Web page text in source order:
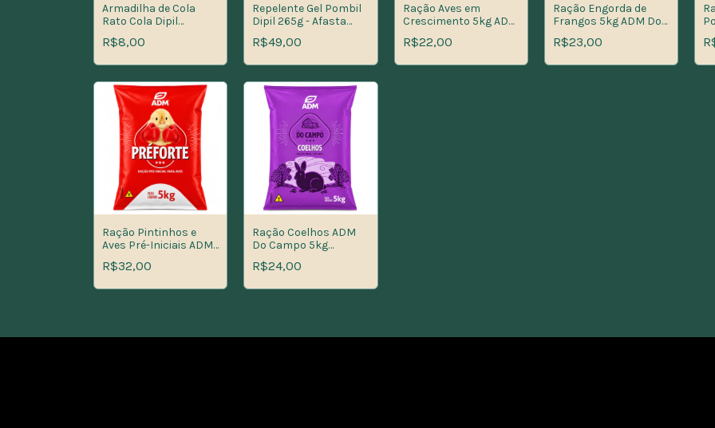
Armadilha de Cola
Rato Cola Dipil
35x25cm - Captura de
Ratos e
R$8,00
Repelente Gel Pombil
Dipil 265g - Afasta
Pombos, Pardais,
Morcegos e Formigas
R$49,00
Ração Aves em
Crescimento 5kg ADM
Do Campo para
Frangos
R$22,00
Ração Engorda de
Frangos 5kg ADM Do
Campo Engorda para
Aves de Corte
R$23,00
Ração Pintinhos e
Aves Pré-Iniciais ADM
5kg Préforte
R$32,00
Ração Coelhos ADM
Do Campo 5kg
Nutrição para Criação
R$24,00